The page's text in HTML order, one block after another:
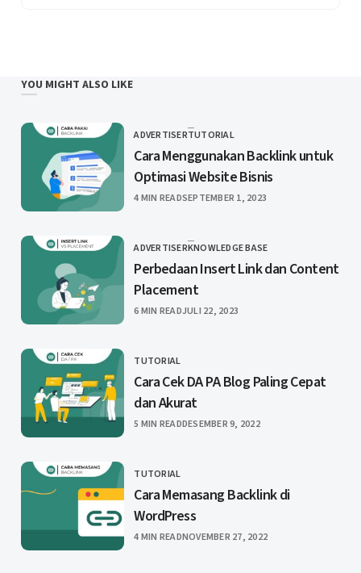
YOU MIGHT ALSO LIKE
CATEGORY
ADVERTISERTUTORIAL
Cara Menggunakan Backlink untuk
Optimasi Website Bisnis
4 MIN READPUBLISHED
SEPTEMBER 1, 2023
CATEGORY
ADVERTISERKNOWLEDGE BASE
Perbedaan Insert Link dan Content
Placement
6 MIN READPUBLISHED
JULI 22, 2023
CATEGORY
TUTORIAL
Cara Cek DA PA Blog Paling Cepat
dan Akurat
5 MIN READPUBLISHED
DESEMBER 9, 2022
CATEGORY
TUTORIAL
Cara Memasang Backlink di
WordPress
4 MIN READPUBLISHED
NOVEMBER 27, 2022